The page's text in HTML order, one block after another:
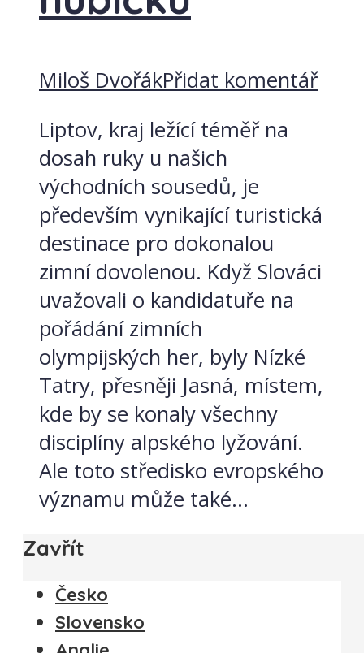
Miloš DvořákPřidat komentář
Liptov, kraj ležící téměř na
dosah ruky u našich
východních sousedů, je
především vynikající turistická
destinace pro dokonalou
zimní dovolenou. Když Slováci
uvažovali o kandidatuře na
pořádání zimních
olympijských her, byly Nízké
Tatry, přesněji Jasná, místem,
kde by se konaly všechny
disciplíny alpského lyžování.
Ale toto středisko evropského
významu může také...
Zavřít
Česko
Slovensko